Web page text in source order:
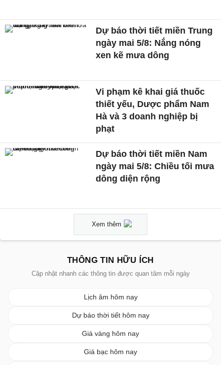
Dự báo thời tiết miền Trung
ngày mai 5/8: Nắng nóng
xen kẽ mưa dông
Vi phạm kê khai giá thuốc
thiết yếu, Dược phẩm Nam
Hà và 3 doanh nghiệp bị
phạt
Dự báo thời tiết miền Nam
ngày mai 5/8: Chiều tối mưa
dông diện rộng
Xem thêm
THÔNG TIN HỮU ÍCH
Cập nhật nhanh các thông tin được quan tâm mỗi ngày
Lịch âm hôm nay
Dự báo thời tiết hôm nay
Giá vàng hôm nay
Giá bạc hôm nay